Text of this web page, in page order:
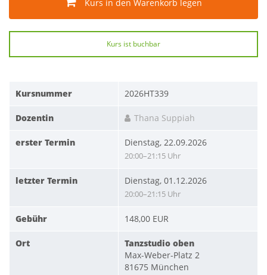
Kurs in den Warenkorb legen
Kurs ist buchbar
Kursnummer 2026HT339
Dozentin Thana Suppiah
erster Termin Dienstag, 22.09.2026
20:00–21:15 Uhr
letzter Termin Dienstag, 01.12.2026
20:00–21:15 Uhr
Gebühr 148,00 EUR
Ort
Tanzstudio oben
Max-Weber-Platz 2
81675 München